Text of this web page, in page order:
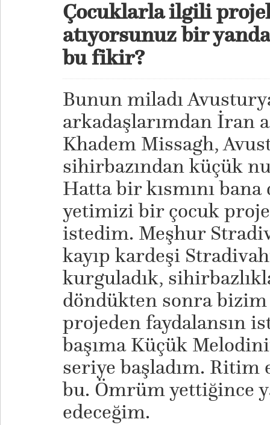
Çocuklarla ilgili
atıyorsunuz bir
bu fikir?
Bunun miladı
arkadaşlarımdan İran
Khadem Missagh,
sihirbazından küçük
Hatta bir kısmını
yetimizi bir çocuk
istedim. Meşhur
kayıp kardeşi
kurguladık,
döndükten sonra bizim
projeden faydalansın
başıma Küçük
seriye başladım.
bu. Ömrüm yettiğince
edeceğim.